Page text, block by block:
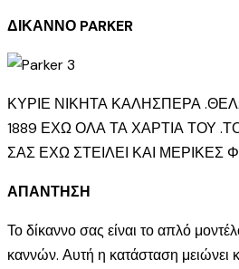
ΔΙΚΑΝΝΟ PARKER
ΚΥΡΙΕ ΝΙΚΗΤΑ ΚΑΛΗΣΠΕΡΑ
1889 ΕΧΩ ΟΛΑ ΤΑ ΧΑΡΤΙΑ ΤΟΥ
ΣΑΣ ΕΧΩ ΣΤΕΙΛΕΙ ΚΑΙ ΜΕΡΙΚΕΣ
ΑΠΑΝΤΗΣΗ
Το δίκαννο σας είναι το απλό
καννών. Αυτή η κατάσταση μειώνει